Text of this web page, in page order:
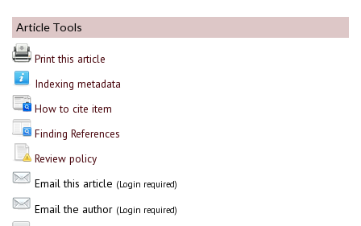
Article Tools
Print this article
Indexing metadata
How to cite item
Finding References
Review policy
Email this article (Login required)
Email the author (Login required)